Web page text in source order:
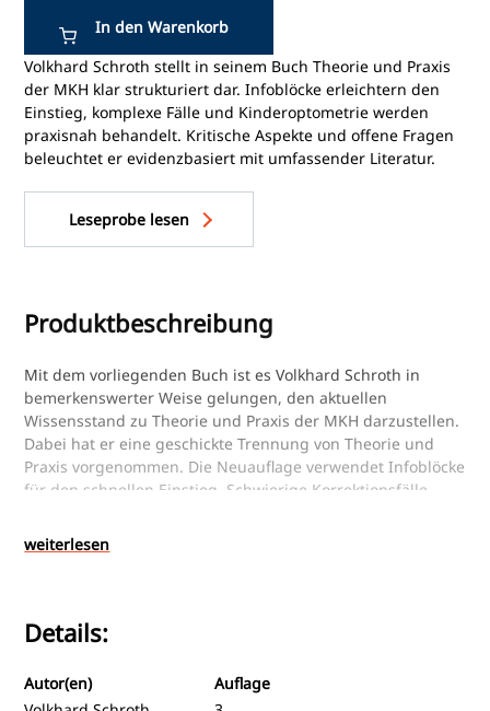
Volkhard Schroth stellt in seinem Buch Theorie und Praxis
der MKH klar strukturiert dar. Infoblöcke erleichtern den
Einstieg, komplexe Fälle und Kinderoptometrie werden
praxisnah behandelt. Kritische Aspekte und offene Fragen
beleuchtet er evidenzbasiert mit umfassender Literatur.
Leseprobe lesen
Produktbeschreibung
Mit dem vorliegenden Buch ist es Volkhard Schroth in
bemerkenswerter Weise gelungen, den aktuellen
Wissensstand zu Theorie und Praxis der MKH darzustellen.
Dabei hat er eine geschickte Trennung von Theorie und
Praxis vorgenommen. Die Neuauflage verwendet Infoblöcke
für den schnellen Einstieg. Schwierige Korrektionsfälle
praxisgerecht erläutert. Im Sonderteil Kinderoptometrie
wird die Vorgehensweise bei Schulkindern mit Lese-
aus eigener Erfahrung weiß, dass sie meist zu hilfreichen
Kritikpunkte und offene Fragen angesprochen. Hierfür ist
im Theorieteil erstmals eine evidenzbasierte Bewertung
weiterlesen
Details:
Autor(en)
Auflage